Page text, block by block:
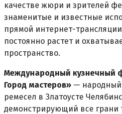
качестве жюри и зрителей
знаменитые и известные
прямой интернет-
постоянно растет и
пространство.
Международный кузнечный
Город мастеров» — народный
ремесел в Златоусте
демонстрирующий все грани